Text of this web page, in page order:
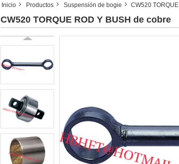
Inicio Productos Suspensión de bogie CW520
CW520 TORQUE ROD Y BUSH de cobre